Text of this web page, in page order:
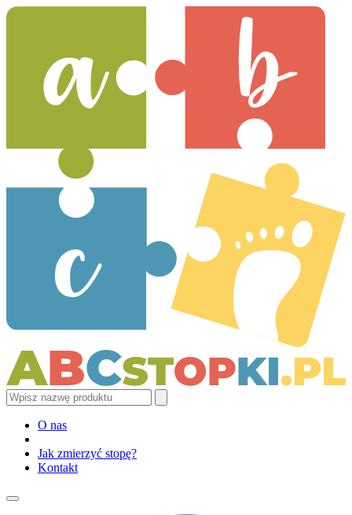
O nas
Jak zmierzyć stopę?
Kontakt